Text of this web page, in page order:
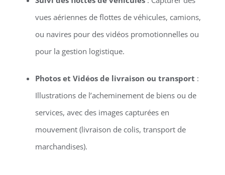
vues aériennes de flottes de véhicules, camions,
ou navires pour des vidéos promotionnelles ou
pour la gestion logistique.
Photos et Vidéos de livraison ou transport :
Illustrations de l’acheminement de biens ou de
services, avec des images capturées en
mouvement (livraison de colis, transport de
marchandises).